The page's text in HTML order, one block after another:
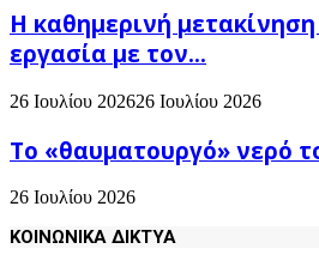
H καθημερινή
εργασία με τον...
26 Ιουλίου 202626 Ιουλίου 2026
Το «θαυματουργό» νερό
26 Ιουλίου 2026
ΚΟΙΝΩΝΙΚΑ ΔΙΚΤΥΑ